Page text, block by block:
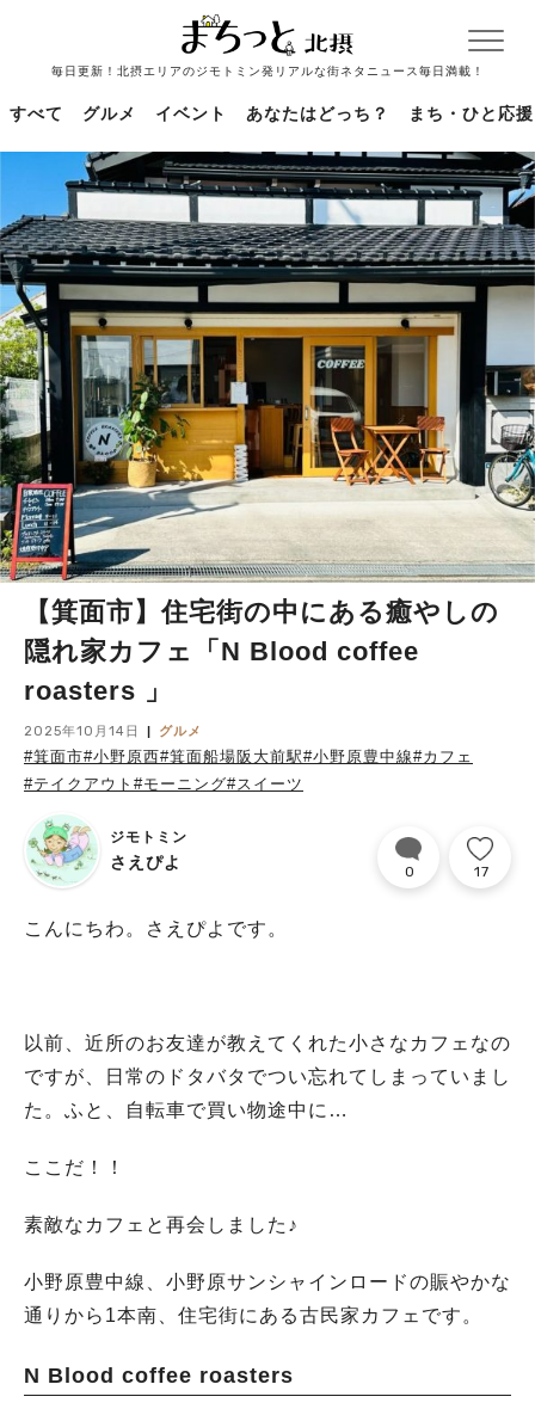
毎日更新！北摂エリアのジモトミン発リアルな街ネタニュース毎日満載！
すべて グルメ イベント あなたはどっち？ まち・ひと応援
【箕面市】住宅街の中にある癒やしの
隠れ家カフェ「N Blood coffee
roasters 」
2025年10月14日 グルメ
#箕面市#小野原西#箕面船場阪大前駅#小野原豊中線#カフェ
#テイクアウト #モーニング#スイーツ
ジモトミン
さえぴよ 0 17
こんにちわ。さえぴよです。
以前、近所のお友達が教えてくれた小さなカフェなの
ですが、日常のドタバタでつい忘れてしまっていまし
た。ふと、自転車で買い物途中に…
ここだ！！
素敵なカフェと再会しました♪
小野原豊中線、小野原サンシャインロードの賑やかな
通りから1本南、住宅街にある古民家カフェです。
N Blood coffee roasters